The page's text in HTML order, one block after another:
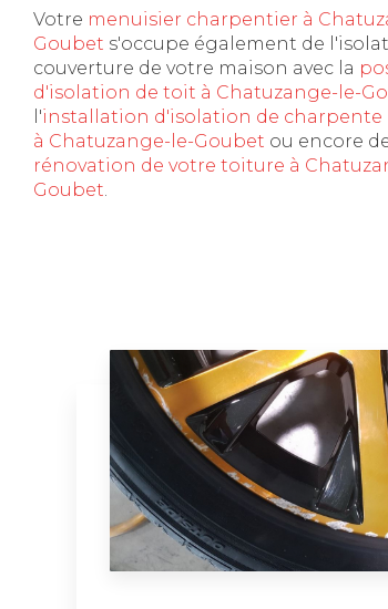
Votre menuisier charpentier à
Goubet s'occupe également de
couverture de votre maison avec la
d'isolation de toit à Chatuzange-le-
l'installation d'isolation de charpente
à Chatuzange-le-Goubet ou encore
rénovation de votre toiture à
Goubet